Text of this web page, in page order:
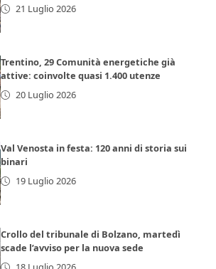
21 Luglio 2026
Trentino, 29 Comunità energetiche già
attive: coinvolte quasi 1.400 utenze
20 Luglio 2026
Val Venosta in festa: 120 anni di storia sui
binari
19 Luglio 2026
Crollo del tribunale di Bolzano, martedì
scade l’avviso per la nuova sede